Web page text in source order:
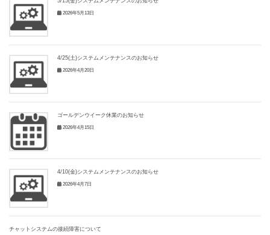
2026年5月13日
4/25(土)システムメンテナンスのお知らせ
2026年4月20日
ゴールデンウイーク休業のお知らせ
2026年4月15日
4/10(金)システムメンテナンスのお知らせ
2026年4月7日
チャットシステムの接続障害について